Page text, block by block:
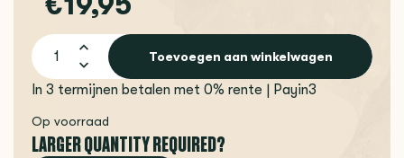
Toevoegen aan winkelwagen
In 3 termijnen betalen met 0% rente | Payin3
Op voorraad
LARGER QUANTITY REQUIRED?